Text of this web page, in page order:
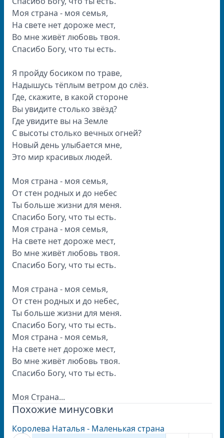
Моя страна - моя семья,
На свете нет дороже мест,
Во мне живёт любовь твоя.
Спасибо Богу, что ты есть.
Я пройду босиком по траве,
Надышусь тёплым ветром до слёз.
Где, скажите, в какой стороне
Вы увидите столько звёзд?
Где увидите вы на Земле
С высоты столько вечных огней?
Новый день улыбается мне,
Это мир красивых людей.
Моя страна - моя семья,
От стен родных и до небес
Ты больше жизни для меня.
Спасибо Богу, что ты есть.
Моя страна - моя семья,
На свете нет дороже мест,
Во мне живёт любовь твоя.
Спасибо Богу, что ты есть.
Моя страна - моя семья,
От стен родных и до небес,
Ты больше жизни для меня.
Спасибо Богу, что ты есть.
Моя страна - моя семья,
На свете нет дороже мест,
Во мне живёт любовь твоя.
Спасибо Богу, что ты есть.
Моя Страна...
Похожие минусовки
Королева Наталья - Маленькая страна